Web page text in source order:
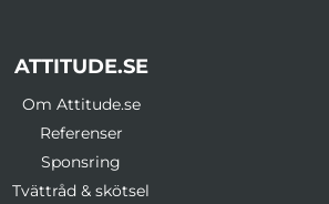
ATTITUDE.SE
Om Attitude.se
Referenser
Sponsring
Tvättråd & skötsel